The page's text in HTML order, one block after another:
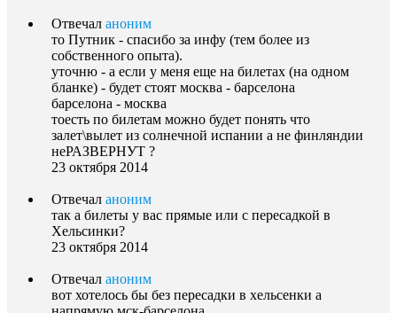
Отвечал аноним
то Путник - спасибо за инфу (тем более из
собственного опыта).
уточню - а если у меня еще на билетах (на одном
бланке) - будет стоят москва - барселона
барселона - москва
тоесть по билетам можно будет понять что
залет\вылет из солнечной испании а не финляндии
неРАЗВЕРНУТ ?
23 октября 2014
Отвечал аноним
так а билеты у вас прямые или с пересадкой в
Хельсинки?
23 октября 2014
Отвечал аноним
вот хотелось бы без пересадки в хельсенки а